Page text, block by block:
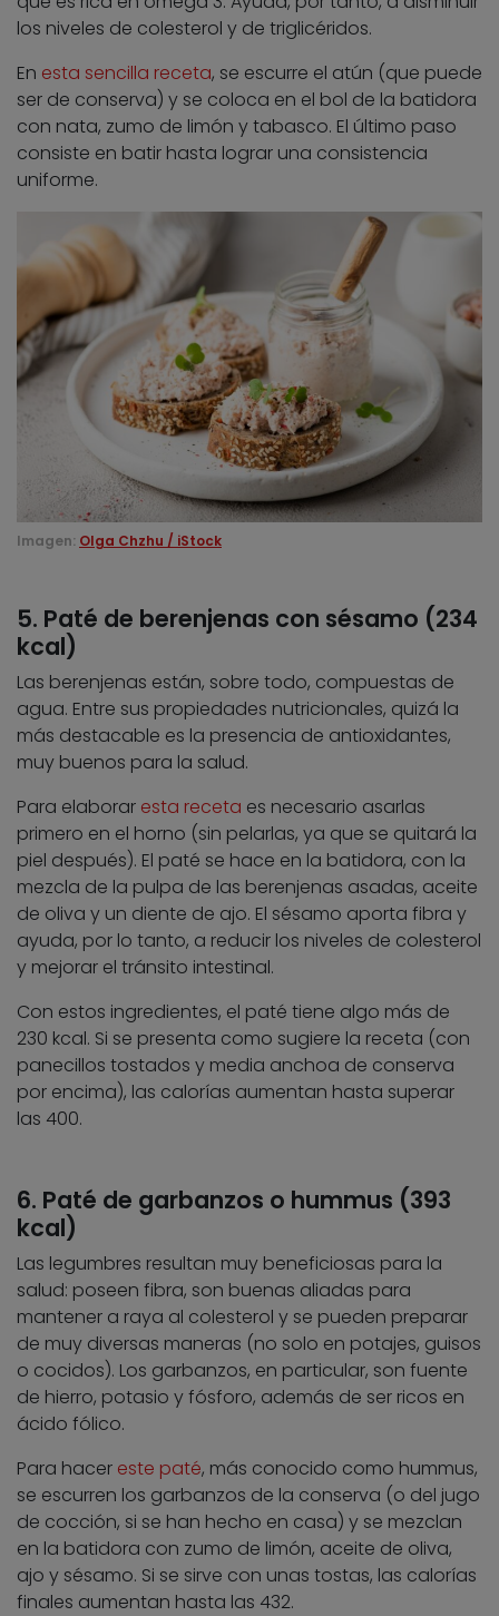
los niveles de colesterol y de triglicéridos.
En esta sencilla receta, se escurre el atún (que puede
ser de conserva) y se coloca en el bol de la batidora
con nata, zumo de limón y tabasco. El último paso
consiste en batir hasta lograr una consistencia
uniforme.
Imagen: Olga Chzhu / iStock
5. Paté de berenjenas con sésamo (234
kcal)
Las berenjenas están, sobre todo, compuestas de
agua. Entre sus propiedades nutricionales, quizá la
más destacable es la presencia de antioxidantes,
muy buenos para la salud.
Para elaborar esta receta es necesario asarlas
primero en el horno (sin pelarlas, ya que se quitará la
piel después). El paté se hace en la batidora, con la
mezcla de la pulpa de las berenjenas asadas, aceite
de oliva y un diente de ajo. El sésamo aporta fibra y
ayuda, por lo tanto, a reducir los niveles de colesterol
y mejorar el tránsito intestinal.
Con estos ingredientes, el paté tiene algo más de
230 kcal. Si se presenta como sugiere la receta (con
panecillos tostados y media anchoa de conserva
por encima), las calorías aumentan hasta superar
las 400.
6. Paté de garbanzos o hummus (393
kcal)
Las legumbres resultan muy beneficiosas para la
salud: poseen fibra, son buenas aliadas para
mantener a raya al colesterol y se pueden preparar
de muy diversas maneras (no solo en potajes, guisos
o cocidos). Los garbanzos, en particular, son fuente
de hierro, potasio y fósforo, además de ser ricos en
ácido fólico.
Para hacer este paté, más conocido como hummus,
se escurren los garbanzos de la conserva (o del jugo
de cocción, si se han hecho en casa) y se mezclan
en la batidora con zumo de limón, aceite de oliva,
ajo y sésamo. Si se sirve con unas tostas, las calorías
finales aumentan hasta las 432.